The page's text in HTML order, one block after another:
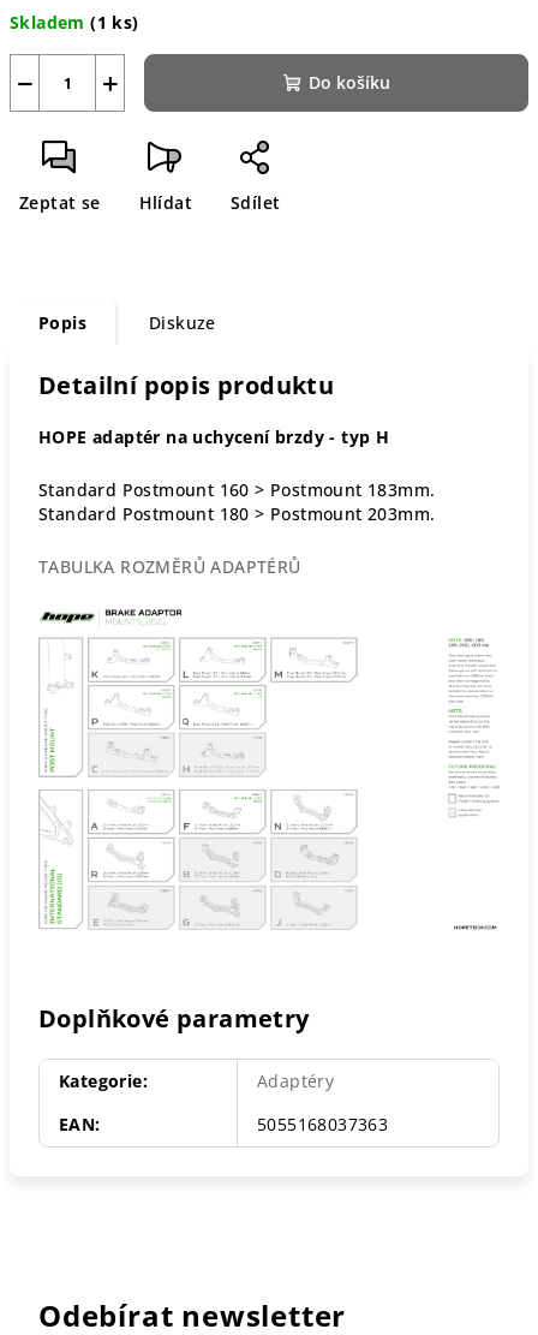
cena:
Skladem(1 ks)
+
− Do košíku
Zeptat se Hlídat Sdílet
Popis Diskuze
Detailní popis produktu
HOPE adaptér na uchycení brzdy - typ H
Standard Postmount 160 > Postmount 183mm.
Standard Postmount 180 > Postmount 203mm.
TABULKA ROZMĚRŮ ADAPTÉRŮ
Doplňkové parametry
Kategorie:
Adaptéry
EAN: 5055168037363
Odebírat newsletter